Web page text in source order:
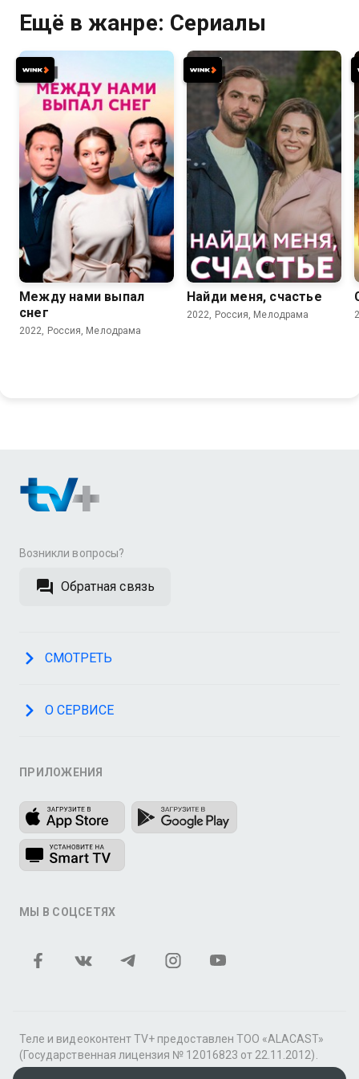
Ещё в жанре: Сериалы
Между нами выпал
снег
2022, Россия, Мелодрама
7.3
Найди меня, счастье
2022, Россия, Мелодрама
Возникли вопросы?
Обратная связь
СМОТРЕТЬ
О СЕРВИСЕ
ПРИЛОЖЕНИЯ
МЫ В СОЦСЕТЯХ
Теле и видеоконтент TV+ предоставлен ТОО «ALACAST»
(Государственная лицензия № 12016823 от 22.11.2012).